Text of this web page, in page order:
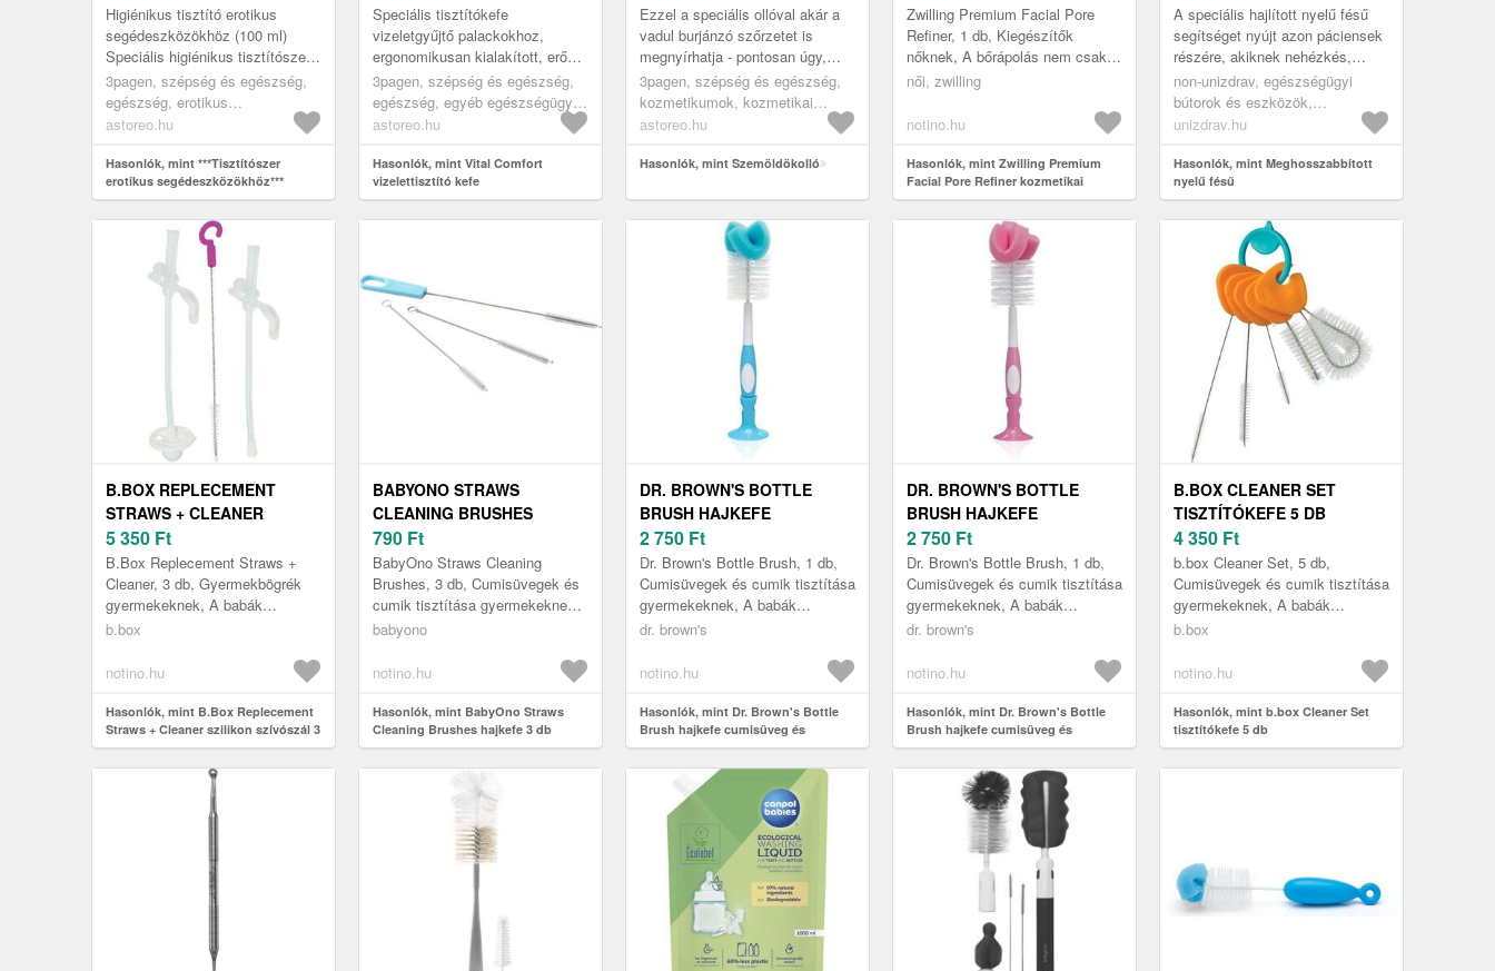
Higiénikus tisztító erotikus
segédeszközökhöz (100 ml)
Speciális higiénikus tisztítószer
minden típusú erotikus
segédeszközhöz. Antibakteriális,
al...
3pagen, szépség és egészség,
egészség, erotikus
segédeszközök
astoreo.hu
Hasonlók, mint ***Tisztítószer
erotikus segédeszközökhöz***
Speciális tisztítókefe
vizeletgyűjtő palackokhoz,
ergonomikusan kialakított, erős
nejlon sörtékkel az alapos
higiénia érdekében.
3pagen, szépség és egészség,
egészség, egyéb egészségügyi
segédeszközök
astoreo.hu
Hasonlók, mint Vital Comfort
vizelettisztító kefe
Ezzel a speciális ollóval akár a
vadul burjánzó szőrzetet is
megnyírhatja - pontosan úgy,
mint egy kozmetikus, ráadásul
sérülésveszély nélkül.
3pagen, szépség és egészség,
kozmetikumok, kozmetikai
segédeszközök
astoreo.hu
Hasonlók, mint Szemöldökolló
SEGÉDESZKÖZ A FEKETE
PONTOK ÉS A PATTANÁSOK
ELTÁVOLÍTÁSÁHOZ 1 DB
Zwilling Premium Facial Pore
Refiner, 1 db, Kiegészítők
nőknek, A bőrápolás nem csak
krémekből, szérumokból,
hámlasztókból ál...
női, zwilling
notino.hu
Hasonlók, mint Zwilling Premium
Facial Pore Refiner kozmetikai
segédeszköz a fekete pontok és a
pattanások eltávolításához 1 db
A speciális hajlított nyelű fésű
segítséget nyújt azon páciensek
részére, akiknek nehézkés,
gátolt a csukló, könyék vagy váll
mozgása.
non-unizdrav, egészségügyi
bútorok és eszközök,
fürdőszobai segédeszközök,
unizdrav.hu
Hasonlók, mint Meghosszabbított
nyelű fésű
B.BOX REPLECEMENT
STRAWS + CLEANER
SZILIKON SZÍVÓSZÁL 3 DB
5 350 Ft
B.Box Replecement Straws +
Cleaner, 3 db, Gyermekbögrék
gyermekeknek, A babák
cumisüvegjeit és cumijait
használata nélkül s...
b.box
notino.hu
Hasonlók, mint B.Box Replecement
Straws + Cleaner szilikon szívószál 3
db
BABYONO STRAWS
CLEANING BRUSHES
HAJKEFE 3 DB
790 Ft
BabyOno Straws Cleaning
Brushes, 3 db, Cumisüvegek és
cumik tisztítása gyermekeknek,
A babák cumisüvegjeit és
segédeszközök hasz...
babyono
notino.hu
Hasonlók, mint BabyOno Straws
Cleaning Brushes hajkefe 3 db
DR. BROWN'S BOTTLE
BRUSH HAJKEFE
CUMISÜVEG ÉS ETETŐCUMI
TISZTÍTÁSHOZ BLUE 1 DB
2 750 Ft
Dr. Brown's Bottle Brush, 1 db,
Cumisüvegek és cumik tisztítása
gyermekeknek, A babák
cumisüvegjeit és cumijait
használata ...
dr. brown's
notino.hu
Hasonlók, mint Dr. Brown's Bottle
Brush hajkefe cumisüveg és
etetőcumi tisztításhoz Blue 1 db
DR. BROWN'S BOTTLE
BRUSH HAJKEFE
CUMISÜVEG ÉS ETETŐCUMI
TISZTÍTÁSHOZ PINK 1 DB
2 750 Ft
Dr. Brown's Bottle Brush, 1 db,
Cumisüvegek és cumik tisztítása
gyermekeknek, A babák
cumisüvegjeit és cumijait
használata ...
dr. brown's
notino.hu
Hasonlók, mint Dr. Brown's Bottle
Brush hajkefe cumisüveg és
etetőcumi tisztításhoz Pink 1 db
B.BOX CLEANER SET
TISZTÍTÓKEFE 5 DB
4 350 Ft
b.box Cleaner Set, 5 db,
Cumisüvegek és cumik tisztítása
gyermekeknek, A babák
cumisüvegjeit és cumijait
használata nélkül ...
b.box
notino.hu
Hasonlók, mint b.box Cleaner Set
tisztítókefe 5 db